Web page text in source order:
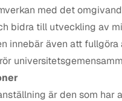
med det
bidra till utveckling av
innebär även att
är den som har